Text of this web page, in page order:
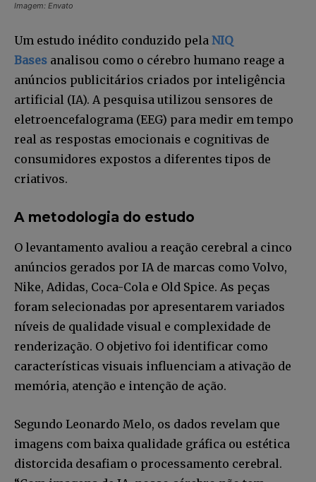
Imagem: Envato
Um estudo inédito conduzido pela NIQ
Bases analisou como o cérebro humano reage a
anúncios publicitários criados por inteligência
artificial (IA). A pesquisa utilizou sensores de
eletroencefalograma (EEG) para medir em tempo
real as respostas emocionais e cognitivas de
consumidores expostos a diferentes tipos de
criativos.
A metodologia do estudo
O levantamento avaliou a reação cerebral a cinco
anúncios gerados por IA de marcas como Volvo,
Nike, Adidas, Coca-Cola e Old Spice. As peças
foram selecionadas por apresentarem variados
níveis de qualidade visual e complexidade de
renderização. O objetivo foi identificar como
características visuais influenciam a ativação de
memória, atenção e intenção de ação.
Segundo Leonardo Melo, os dados revelam que
imagens com baixa qualidade gráfica ou estética
distorcida desafiam o processamento cerebral.